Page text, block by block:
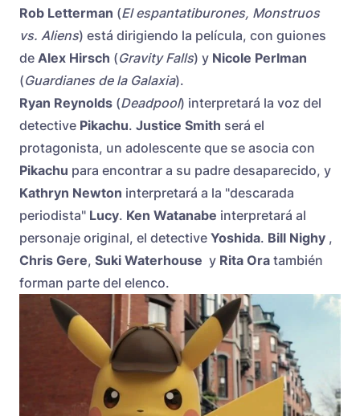
Rob Letterman (El espantatiburones, Monstruos
vs. Aliens) está dirigiendo la película, con guiones
de Alex Hirsch (Gravity Falls) y Nicole Perlman
(Guardianes de la Galaxia).
Ryan Reynolds (Deadpool) interpretará la voz del
detective Pikachu. Justice Smith será el
protagonista, un adolescente que se asocia con
Pikachu para encontrar a su padre desaparecido, y
Kathryn Newton interpretará a la "descarada
periodista" Lucy. Ken Watanabe interpretará al
personaje original, el detective Yoshida. Bill Nighy ,
Chris Gere, Suki Waterhouse y Rita Ora también
forman parte del elenco.